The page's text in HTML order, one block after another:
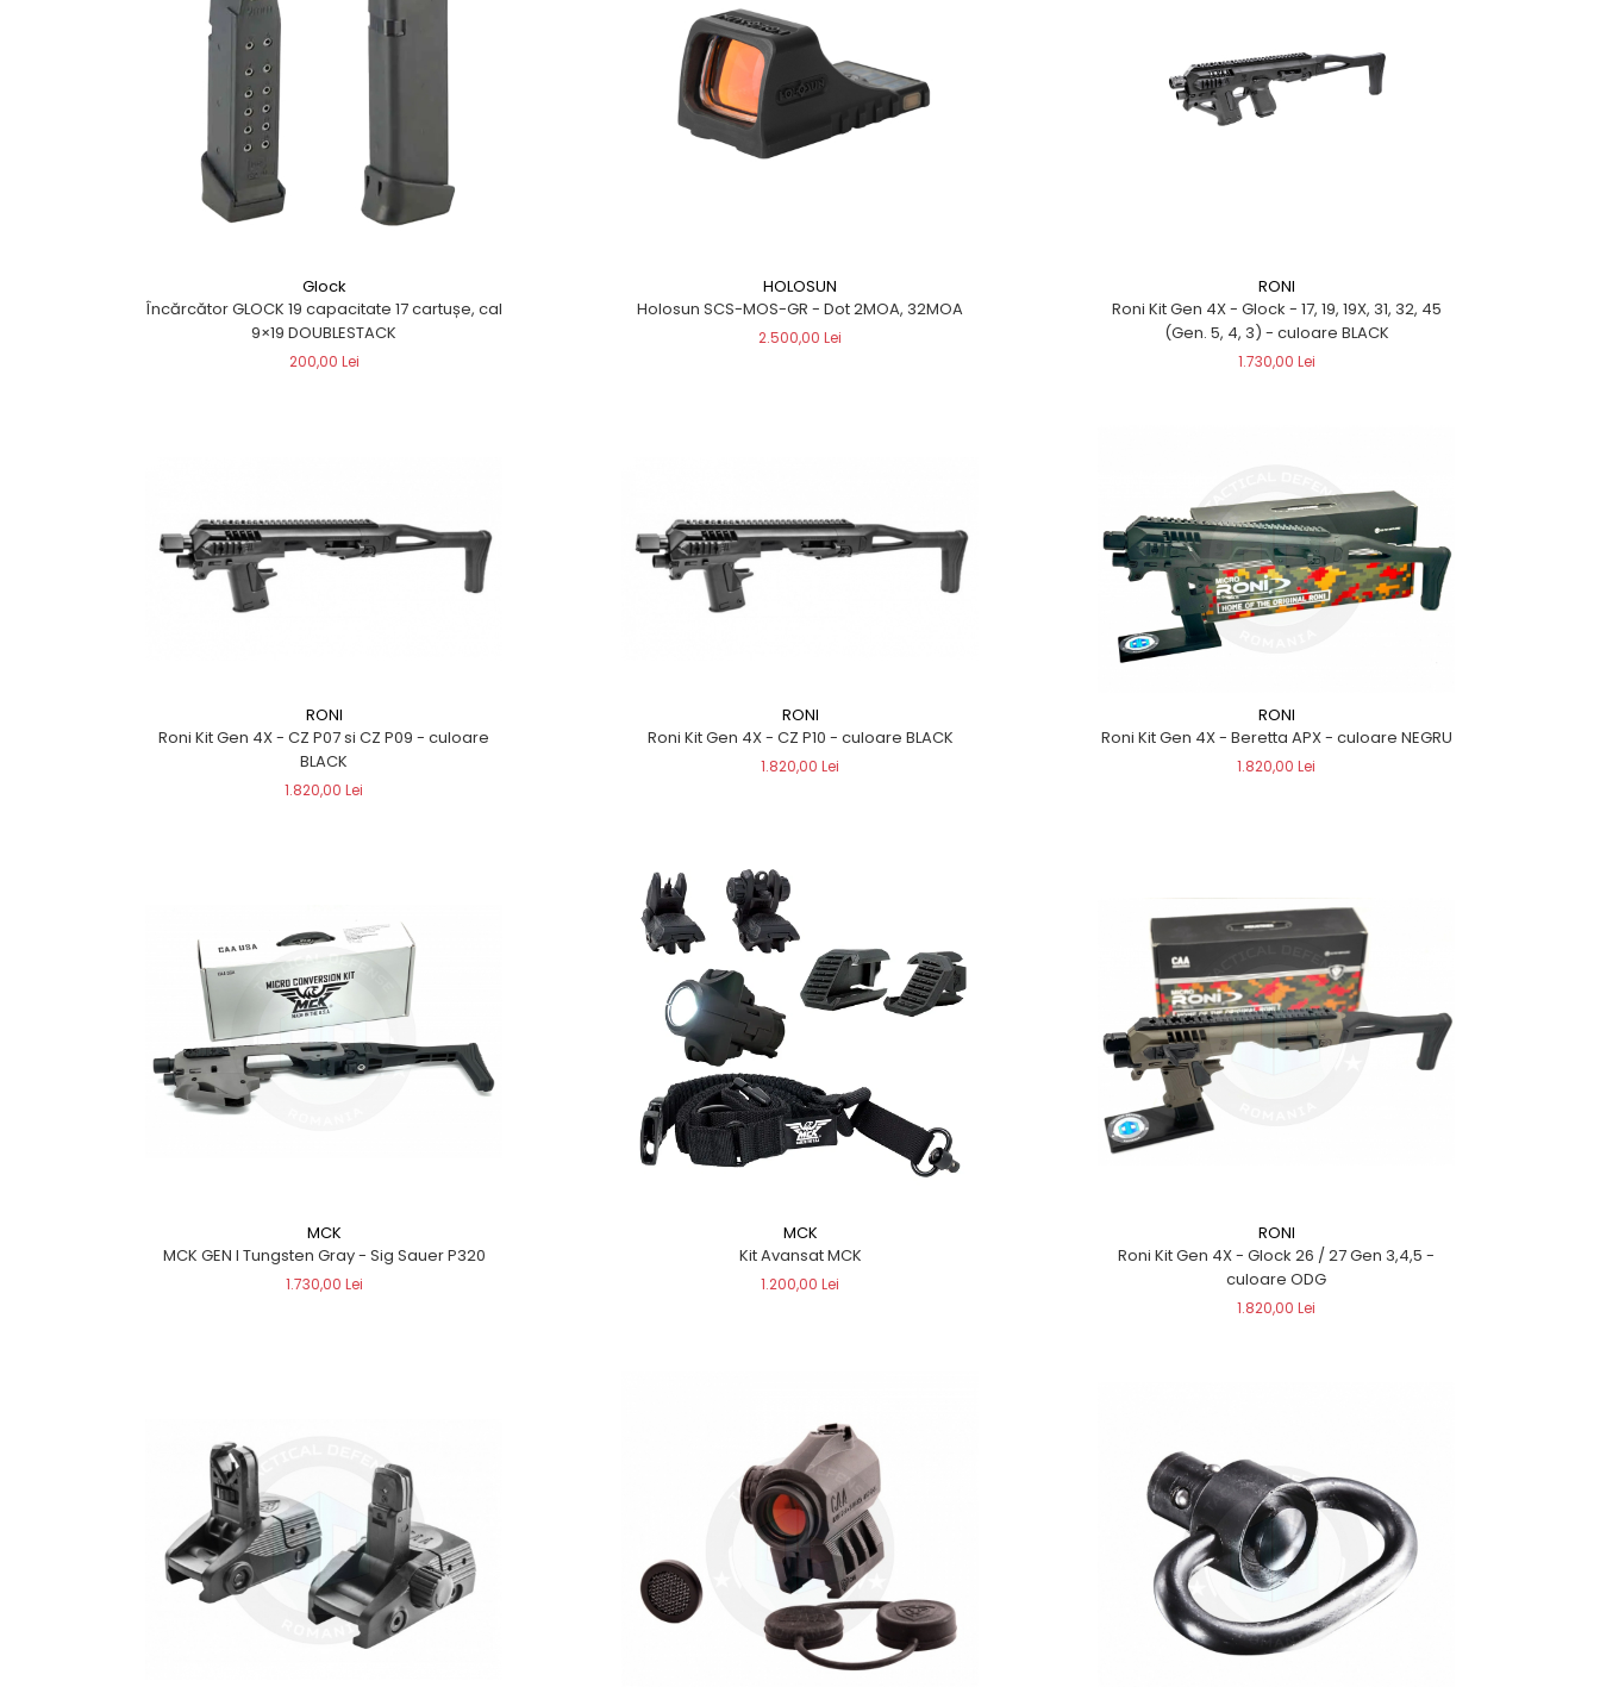
Fortele de Ordine Publica
Compatibile cu lanternă
Glock
Încărcător GLOCK 19 capacitate 17 cartușe, cal
9×19 DOUBLESTACK
200,00 Lei
HOLOSUN
Holosun SCS-MOS-GR - Dot 2MOA, 32MOA
2.500,00 Lei
RONI
Roni Kit Gen 4X - Glock - 17, 19, 19X, 31, 32, 45
(Gen. 5, 4, 3) - culoare BLACK
1.730,00 Lei
RONI
Roni Kit Gen 4X - CZ P07 si CZ P09 - culoare
BLACK
1.820,00 Lei
RONI
Roni Kit Gen 4X - CZ P10 - culoare BLACK
1.820,00 Lei
RONI
Roni Kit Gen 4X - Beretta APX - culoare NEGRU
1.820,00 Lei
MCK
MCK GEN I Tungsten Gray - Sig Sauer P320
1.730,00 Lei
MCK
Kit Avansat MCK
1.200,00 Lei
RONI
Roni Kit Gen 4X - Glock 26 / 27 Gen 3,4,5 -
culoare ODG
1.820,00 Lei